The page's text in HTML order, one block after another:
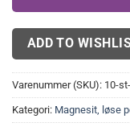
ADD TO
Varenummer (SKU): 10-
Kategori: Magnesit, løse